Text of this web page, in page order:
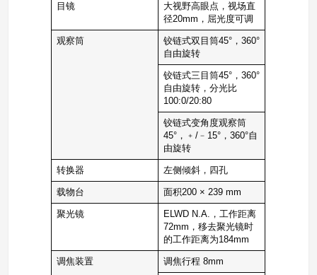
目镜
大视野高眼点，视场直
径20mm，屈光度可调
观察筒
铰链式双目筒45°，360°
自由旋转
铰链式三目筒45°，360°
自由旋转，分光比
100:0/20:80
铰链式变角度观察筒
45°，﹢/﹣15°，360°自
由旋转
转换器 左侧倾斜，四孔
载物台 面积200 × 239 mm
聚光镜
ELWD N.A.，工作距离
72mm，移去聚光镜时
的工作距离为184mm
调焦装置 调焦行程 8mm